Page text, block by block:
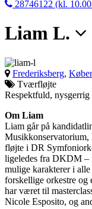
28746122 (kl.
Liam L.
Frederiksberg,
Tværfløjte
Respektfuld, nysgerrig
Om Liam
Liam går på
Musikkonservatorium,
fløjte i DR
ligeledes fra DKDM –
mulige karakterer i
forskellige orkestre og
har været til
Nicole Esposito, og